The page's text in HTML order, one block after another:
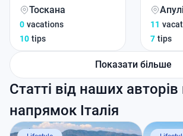
Тоскана
0 vacations
10 tips
11
7 tips
Показати більше
Статті від наших
напрямок Італія